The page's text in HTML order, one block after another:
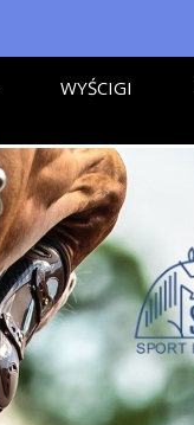
WYŚCIGI